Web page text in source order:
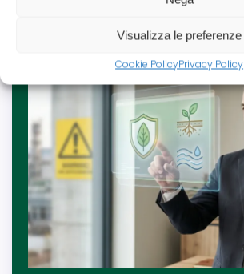
Visualizza le preferenze
Cookie PolicyPrivacy Policy